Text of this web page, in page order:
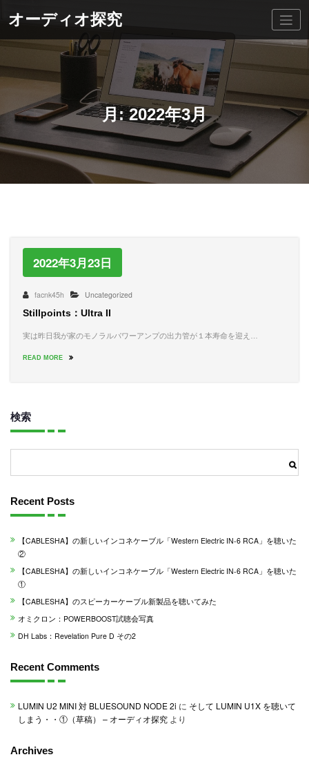
ッ
オーディオ探究
月:2022年3月
2022年3月23日
facnk45h
Uncategorized
Stillpoints：Ultra II
実は昨日我が家のモノラルパワーアンプの出力管が１本寿命を迎え…
READ MORE
検索
Recent Posts
【CABLESHA】の新しいインコネケーブル「Western Electric IN-6 RCA」を聴いた
②
【CABLESHA】の新しいインコネケーブル「Western Electric IN-6 RCA」を聴いた
①
【CABLESHA】のスピーカーケーブル新製品を聴いてみた
オミクロン：POWERBOOST試聴会写真
DH Labs：Revelation Pure D その2
Recent Comments
LUMIN U2 MINI 対 BLUESOUND NODE 2i に そして LUMIN U1X を聴いて
しまう・・①（草稿） – オーディオ探究 より
Archives